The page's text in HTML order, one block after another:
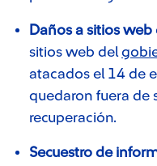
Daños a sitios
sitios web del
atacados el 14 de
quedaron fuera de
recuperación.
Secuestro de